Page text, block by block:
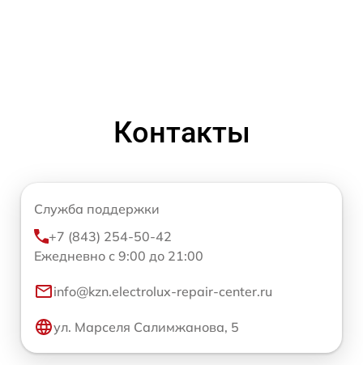
Контакты
Служба поддержки
+7 (843) 254-50-42
Ежедневно с 9:00 до 21:00
info@kzn.electrolux-repair-center.ru
ул. Марселя Салимжанова, 5